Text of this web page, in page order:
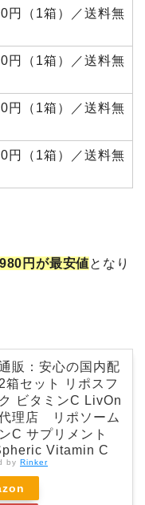
円（1箱）／送料無
円（1箱）／送料無
円（1箱）／送料無
円（1箱）／送料無
円が最安値となり
通販：安心の国内配
箱セット リポスフ
ビタミンC LivOn
理店 リポソーム
C サプリメント
Vitamin C
by Rinker